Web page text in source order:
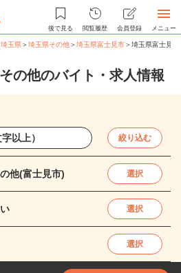
後で見る 閲覧履歴 会員登録 メニュー
埼玉県＞埼玉県その他＞埼玉県富士見市＞埼玉県富士見
の他のバイト・求人情報
絞り込む
他(富士見市) 選択
選択
選択